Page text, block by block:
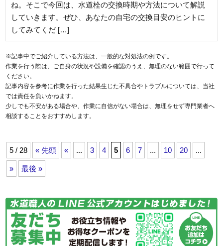
ね。そこで今回は、水道栓の交換時期や方法について解説
していきます。ぜひ、あなたの自宅の交換目安のヒントに
してみてくだ […]
※記事中でご紹介している方法は、一般的な対処法の例です。
作業を行う際は、ご自身の状況や設備を確認のうえ、無理のない範囲で行って
ください。
記事内容を参考に作業を行った結果生じた不具合やトラブルについては、当社
では責任を負いかねます。
少しでも不安がある場合や、作業に自信がない場合は、無理をせず専門業者へ
相談することをおすすめします。
5 / 28 « 先頭 « ... 3 4 5 6 7 ... 10 20 ...
» 最後 »